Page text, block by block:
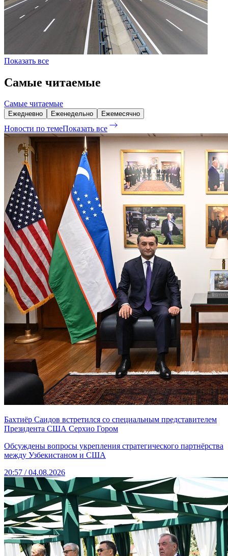
Показать все
Самые читаемые
Самые читаемые
Ежедневно Еженедельно Ежемесячно
Новости по темеПоказать все
Бахтиёр Саидов встретился со специальным представителем
Президента США Серхио Гором
Обсуждены вопросы укрепления стратегического партнёрства
между Узбекистаном и США
20:57 / 04.08.2026